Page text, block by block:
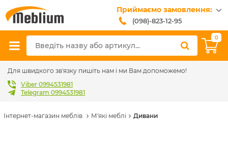
Приймаємо замовлення:
(098)-823-12-95
(099)-608-42-32
(093)-618-62-02
sales@meblium.com.ua
0
Для швидкого зв'язку пишіть нам і ми Вам допоможемо!
Viber 0994531981
Telegram 0994531981
Інтернет-магазин меблів М'які меблі Дивани